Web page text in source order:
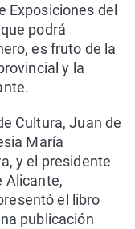
Exposiciones del
podrá
es fruto de la
y la
Cultura, Juan de
María
y el presidente
Alicante,
el libro
publicación